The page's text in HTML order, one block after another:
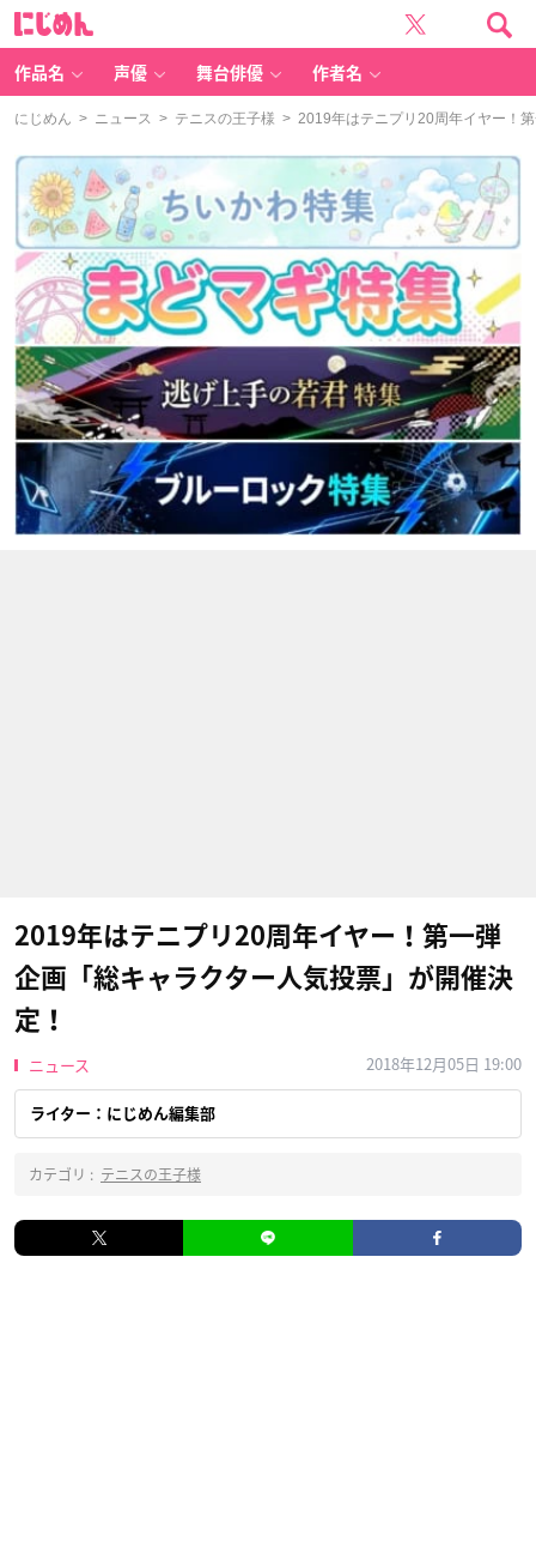
作品名 声優 舞台俳優 作者名
にじめん > ニュース > テニスの王子様 > 2019年はテニプリ20周年イヤー！
2019年はテニプリ20周年イヤー！第一弾
企画「総キャラクター人気投票」が開催決
定！
ニュース 2018年12月05日 19:00
ライター：にじめん編集部
カテゴリ : テニスの王子様